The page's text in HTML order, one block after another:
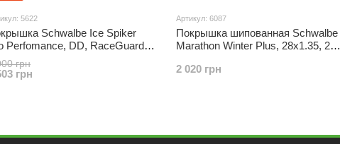
5622
Schwalbe Ice Spiker
Perfomance, DD, RaceGuard,
folding, 402 шипа
грн
грн
Артикул: 6087
Покрышка шипованная Schwalbe
Marathon Winter Plus, 28x1.35, 240
2 020 грн